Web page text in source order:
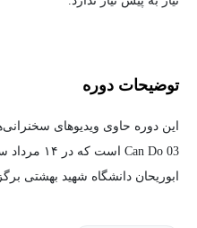
توضیحات دوره
ابوریحان دانشگاه شهید بهشتی